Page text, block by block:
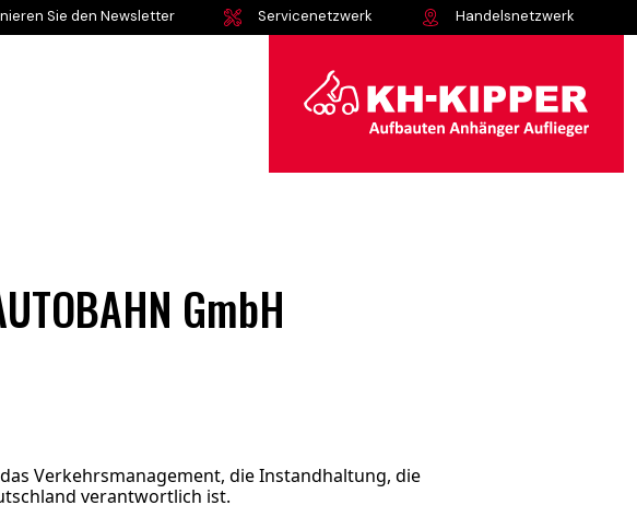
Sie den Newsletter Servicenetzwerk Handelsnetzwerk
GmbH
Verkehrsmanagement, die Instandhaltung, die
verantwortlich ist.